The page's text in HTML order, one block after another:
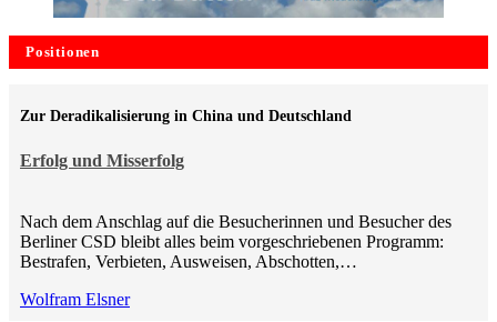
Positionen
Erfolg und Misserfolg
Zur Deradikalisierung in China und Deutschland
Nach dem Anschlag auf die Besucherinnen und Besucher des
Berliner CSD bleibt alles beim vorgeschriebenen Programm:
Bestrafen, Verbieten, Ausweisen, Abschotten,…
Wolfram Elsner